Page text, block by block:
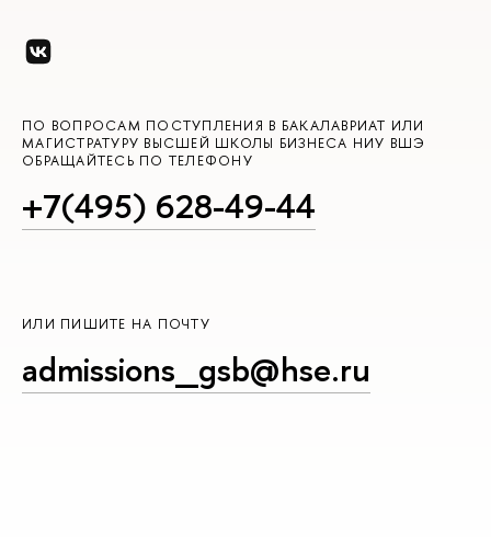
ПО ВОПРОСАМ ПОСТУПЛЕНИЯ В БАКАЛАВРИАТ ИЛИ
МАГИСТРАТУРУ ВЫСШЕЙ ШКОЛЫ БИЗНЕСА НИУ ВШЭ
ОБРАЩАЙТЕСЬ ПО ТЕЛЕФОНУ
+7(495) 628-49-44
ИЛИ ПИШИТЕ НА ПОЧТУ
admissions_gsb@hse.ru